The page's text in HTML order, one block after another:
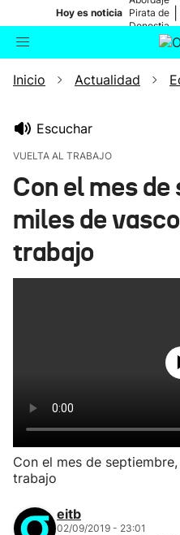
Hoy es noticia Pirata de
Donostia
Buscador
Inicio Actualidad
Escuchar
VUELTA AL TRABAJO
Con el mes
miles de
trabajo
Con el mes de
trabajo
eitb
02/09/2019 - 23:01